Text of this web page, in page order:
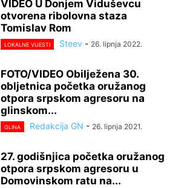
VIDEO U Donjem Viduševcu
otvorena ribolovna staza
Tomislav Rom
LOKALNE VIJESTI Steev - 26. lipnja 2022.
FOTO/VIDEO Obilježena 30.
obljetnica početka oružanog
otpora srpskom agresoru na
glinskom...
GLINA Redakcija GN - 26. lipnja 2021.
27. godišnjica početka oružanog
otpora srpskom agresoru u
Domovinskom ratu na...